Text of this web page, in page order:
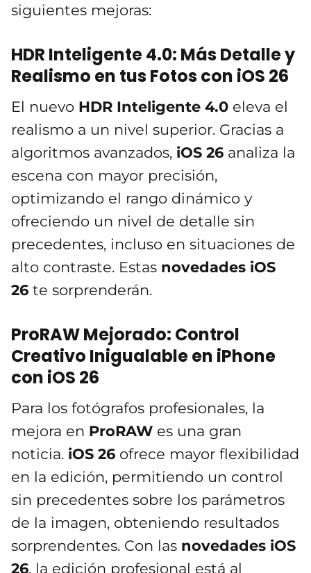
siguientes mejoras:
HDR Inteligente 4.0: Más Detalle y
Realismo en tus Fotos con iOS 26
El nuevo HDR Inteligente 4.0 eleva el
realismo a un nivel superior. Gracias a
algoritmos avanzados, iOS 26 analiza la
escena con mayor precisión,
optimizando el rango dinámico y
ofreciendo un nivel de detalle sin
precedentes, incluso en situaciones de
alto contraste. Estas novedades iOS
26 te sorprenderán.
ProRAW Mejorado: Control
Creativo Inigualable en iPhone
con iOS 26
Para los fotógrafos profesionales, la
mejora en ProRAW es una gran
noticia. iOS 26 ofrece mayor flexibilidad
en la edición, permitiendo un control
sin precedentes sobre los parámetros
de la imagen, obteniendo resultados
sorprendentes. Con las novedades iOS
26, la edición profesional está al